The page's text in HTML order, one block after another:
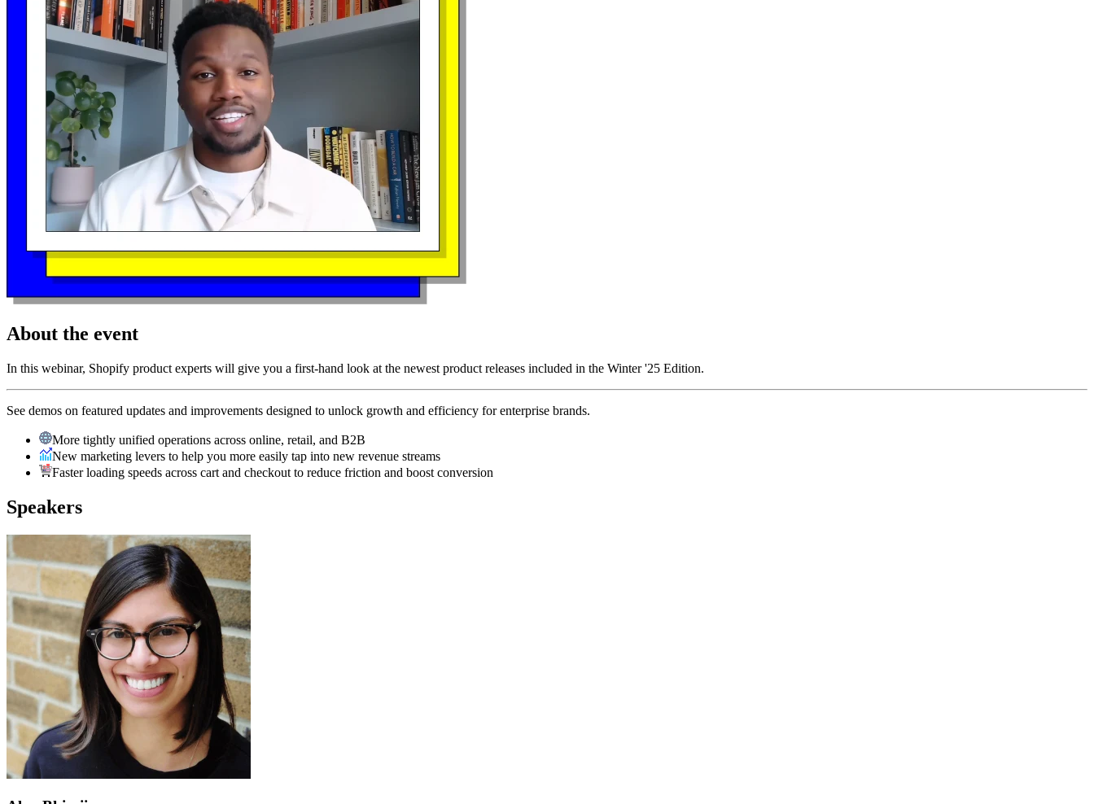
About the event
In this webinar, Shopify product experts will give you a first-hand look at the newest product releases included in the Winter '25 Edition.
See demos on featured updates and improvements designed to unlock growth and efficiency for enterprise brands.
More tightly unified operations across online, retail, and B2B
New marketing levers to help you more easily tap into new revenue streams
Faster loading speeds across cart and checkout to reduce friction and boost conversion
Speakers